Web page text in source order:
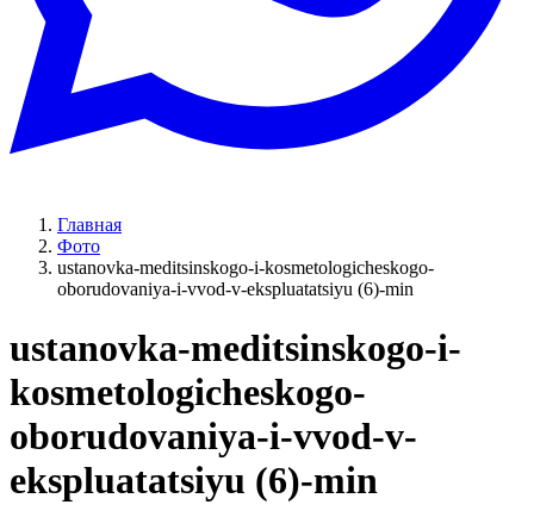
Главная
Фото
ustanovka-meditsinskogo-i-kosmetologicheskogo-
oborudovaniya-i-vvod-v-ekspluatatsiyu (6)-min
ustanovka-meditsinskogo-i-
kosmetologicheskogo-
oborudovaniya-i-vvod-v-
ekspluatatsiyu (6)-min